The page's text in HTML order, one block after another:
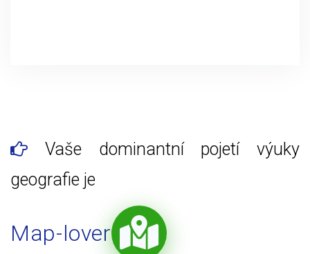
Vaše dominantní pojetí výuky
geografie je
Map-lover